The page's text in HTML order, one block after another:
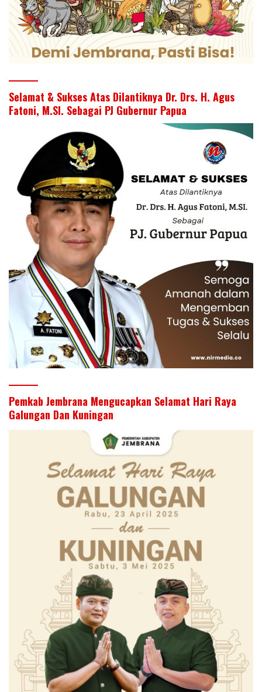
Selamat & Sukses Atas Dilantiknya Dr. Drs. H. Agus
Fatoni, M.SI. Sebagai PJ Gubernur Papua
Pemkab Jembrana Mengucapkan Selamat Hari Raya
Galungan Dan Kuningan